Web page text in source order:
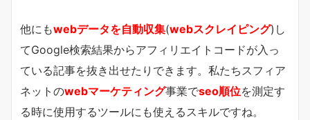
他にもwebデータを自動収集(webスクレイピング)し
てGoogle検索結果からアフィリエイトコードが入っ
ている記事を抜き出せたりできます。私たちスフィア
ネットのwebマーケティング事業でseo順位を測定す
る時に使用するツールにも使えるスキルですね。